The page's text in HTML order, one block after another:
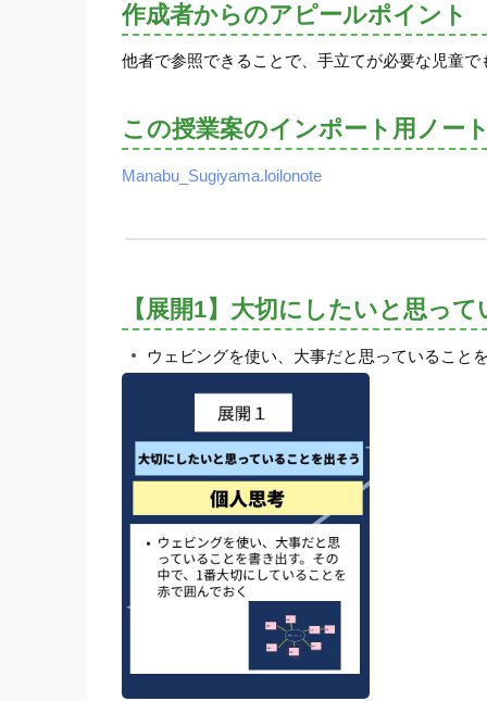
作成者からのアピールポイント
他者で参照できることで、手立てが必要な児童
この授業案のインポート用ノー
Manabu_Sugiyama.loilonote
【展開1】大切にしたいと思っ
ウェビングを使い、大事だと思っていること